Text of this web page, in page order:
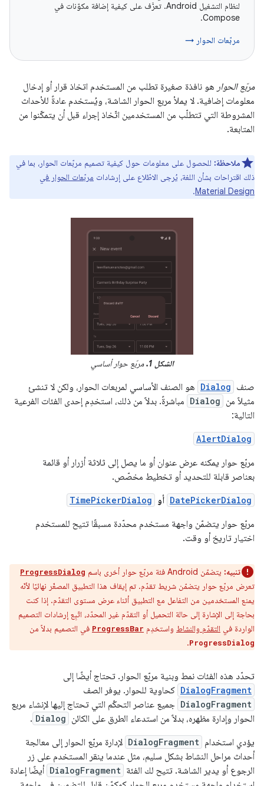
لنظام التشغيل Android. تعرَّف على كيفية إضافة مكوّنات في
Compose.
مربّعات الحوار →
مربّع الحوار هو نافذة صغيرة تطلب من المستخدم اتخاذ قرار أو إدخال
معلومات إضافية. لا يملأ مربع الحوار الشاشة، ويُستخدم عادةً للأحداث
المشروطة التي تتطلّب من المستخدمين اتّخاذ إجراء قبل أن يتمكّنوا من
المتابعة.
ملاحظة: للحصول على معلومات حول كيفية تصميم مربّعات الحوار، بما في
ذلك اقتراحات بشأن اللغة، يُرجى الاطّلاع على إرشادات مربّعات الحوار في
Material Design
.
الشكل 1. مربّع حوار أساسي
صنف Dialog هو الصنف الأساسي لمربعات الحوار، ولكن لا تنشئ
مثيلاً من Dialog مباشرةً. بدلاً من ذلك، استخدِم إحدى الفئات الفرعية
التالية:
AlertDialog
مربّع حوار يمكنه عرض عنوان أو ما يصل إلى ثلاثة أزرار أو قائمة
بعناصر قابلة للتحديد أو تخطيط مخصّص.
DatePickerDialog أو TimePickerDialog
مربّع حوار يتضمّن واجهة مستخدم محدّدة مسبقًا تتيح للمستخدم
اختيار تاريخ أو وقت.
تنبيه: يتضمّن Android فئة مربّع حوار أخرى باسم ProgressDialog
تعرض مربّع حوار يتضمّن شريط تقدّم. تم إيقاف هذا التطبيق المصغّر نهائيًا لأنّه
يمنع المستخدمين من التفاعل مع التطبيق أثناء عرض مستوى التقدّم. إذا كنت
بحاجة إلى الإشارة إلى حالة التحميل أو التقدّم غير المحدّد، اتّبِع إرشادات التصميم
الواردة في التقدّم والنشاط واستخدِم ProgressBar في التصميم بدلاً من
ProgressDialog
.
تحدّد هذه الفئات نمط وبنية مربّع الحوار. تحتاج أيضًا إلى
DialogFragment كحاوية للحوار. يوفر الصف
DialogFragment جميع عناصر التحكّم التي تحتاج إليها لإنشاء مربع
الحوار وإدارة مظهره، بدلاً من استدعاء الطرق على الكائن Dialog
.
يؤدي استخدام DialogFragment لإدارة مربّع الحوار إلى معالجة
أحداث مراحل النشاط بشكل سليم، مثل عندما ينقر المستخدم على زر
الرجوع أو يدير الشاشة. تتيح لك الفئة DialogFragment أيضًا إعادة